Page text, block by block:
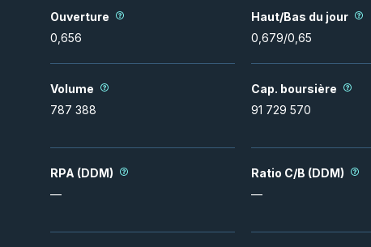
Ouverture
0,656
Haut/Bas du jour
0,679/0,65
Volume
787 388
Cap. boursière
91 729 570
RPA (DDM)
—
Ratio C/B (DDM)
—